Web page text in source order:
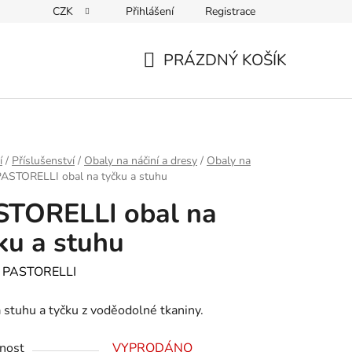
CZK Přihlášení Registrace
PRÁZDNÝ KOŠÍK
/ Příslušenství / Obaly na náčiní a dresy / Obaly na
obal na tyčku a stuhu
obal na
a stuhu
PASTORELLI
stuhu a tyčku z voděodolné tkaniny.
VYPRODÁNO